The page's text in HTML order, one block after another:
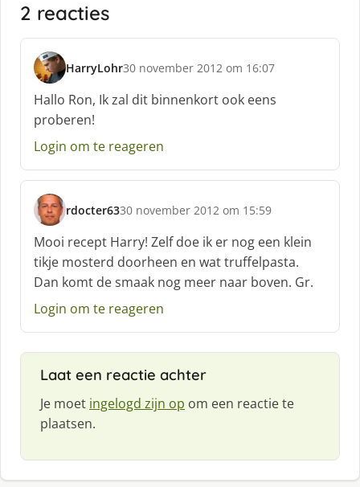
2 reacties
HarryLohr
s
c
h
r
e
f
30 november 2012 om 16:07
Hallo Ron, Ik zal dit binnenkort ook eens
proberen!
Login om te reageren
rdocter63
s
c
h
r
e
e
:
30 november 2012 om 15:59
Mooi recept Harry! Zelf doe ik er nog een klein
tikje mosterd doorheen en wat truffelpasta.
Dan komt de smaak nog meer naar boven. Gr.
Login om te reageren
Laat een reactie achter
Je moet ingelogd zijn op om een reactie te
plaatsen.